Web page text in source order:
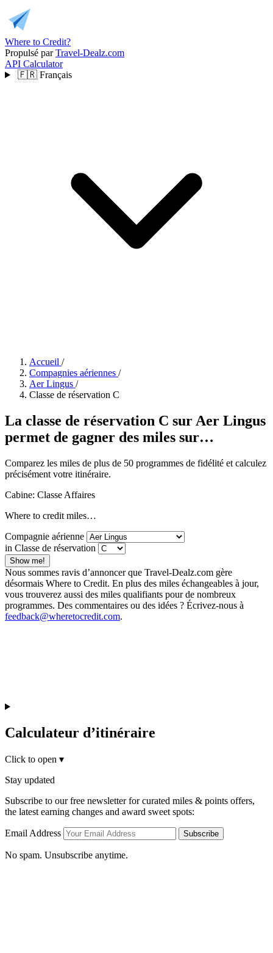
Where to Credit?
Propulsé par Travel-Dealz.com
API Calculator
🇫🇷 Français
Accueil /
Compagnies aériennes /
Aer Lingus /
Classe de réservation C
La classe de réservation C sur Aer Lingus
permet de gagner des miles sur…
Comparez les miles de plus de 50 programmes de fidélité et calculez
précisément votre itinéraire.
Cabine: Classe Affaires
Where to credit miles…
Compagnie aérienne
in Classe de réservation
Show me!
Nous sommes ravis d’annoncer que Travel-Dealz.com gère
désormais Where to Credit. En plus des miles échangeables à jour,
vous trouverez aussi des miles qualifiants pour de nombreux
programmes. Des commentaires ou des idées ? Écrivez-nous à
feedback@wheretocredit.com.
Calculateur d’itinéraire
Click to open ▾
Stay updated
Subscribe to our free newsletter for curated miles & points offers,
the latest earning changes and award sweet spots:
Email Address Subscribe
No spam. Unsubscribe anytime.